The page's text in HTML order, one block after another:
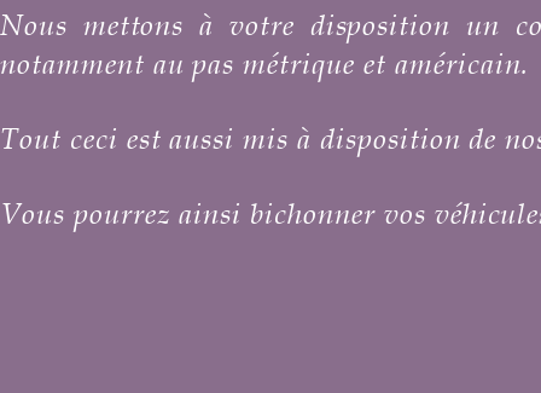
Nous mettons à votre disposition un
notamment au pas métrique et américain.
Tout ceci est aussi mis à disposition de
Vous pourrez ainsi bichonner vos